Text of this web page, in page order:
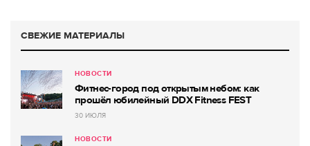
СВЕЖИЕ МАТЕРИАЛЫ
НОВОСТИ
Фитнес-город под открытым небом: как
прошёл юбилейный DDX Fitness FEST
30 ИЮЛЯ
НОВОСТИ